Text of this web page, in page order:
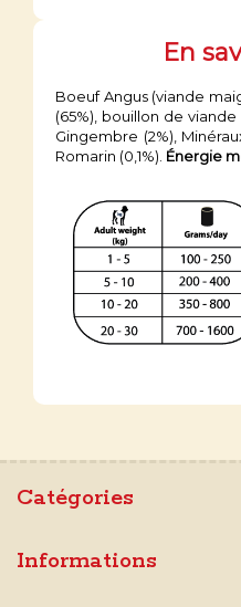
En
Boeuf Angus (viande
(65%), bouillon de viande
Gingembre (2%),
Romarin (0,1%). Énergie
Catégories
Informations